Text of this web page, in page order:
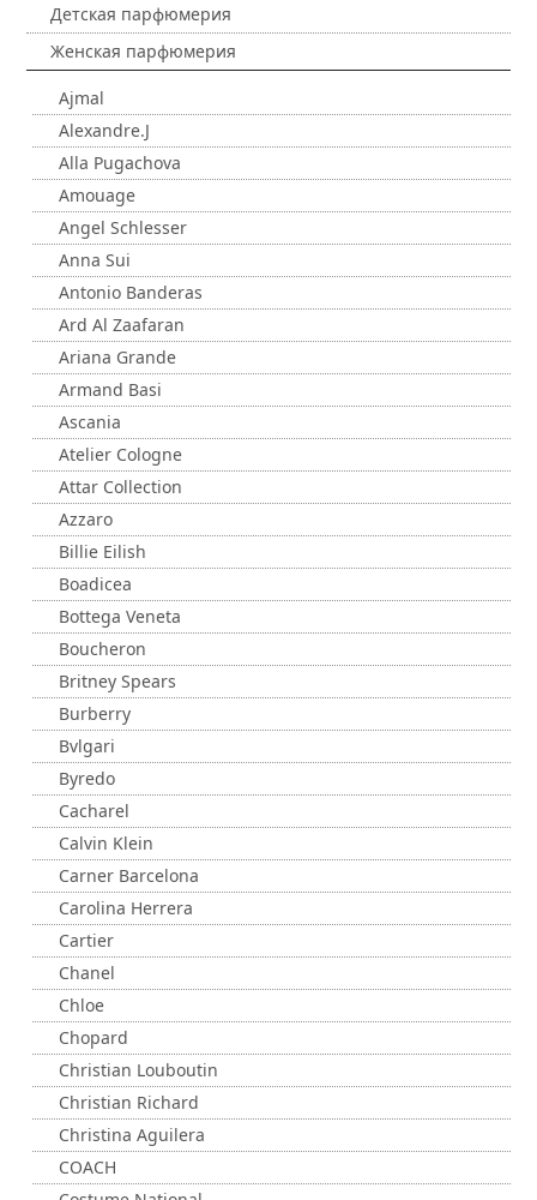
Детская парфюмерия
Женская парфюмерия
Ajmal
Alexandre.J
Alla Pugachova
Amouage
Angel Schlesser
Anna Sui
Antonio Banderas
Ard Al Zaafaran
Ariana Grande
Armand Basi
Ascania
Atelier Cologne
Attar Collection
Azzaro
Billie Eilish
Boadicea
Bottega Veneta
Boucheron
Britney Spears
Burberry
Bvlgari
Byredo
Cacharel
Calvin Klein
Carner Barcelona
Carolina Herrera
Cartier
Chanel
Chloe
Chopard
Christian Louboutin
Christian Richard
Christina Aguilera
COACH